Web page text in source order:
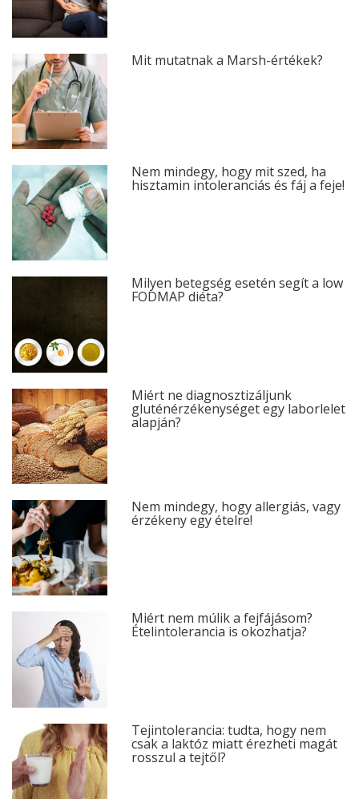
Mit mutatnak a Marsh-értékek?
Nem mindegy, hogy mit szed, ha
hisztamin intoleranciás és fáj a feje!
Milyen betegség esetén segít a low
FODMAP diéta?
Miért ne diagnosztizáljunk
gluténérzékenységet egy laborlelet
alapján?
Nem mindegy, hogy allergiás, vagy
érzékeny egy ételre!
Miért nem múlik a fejfájásom?
Ételintolerancia is okozhatja?
Tejintolerancia: tudta, hogy nem
csak a laktóz miatt érezheti magát
rosszul a tejtől?